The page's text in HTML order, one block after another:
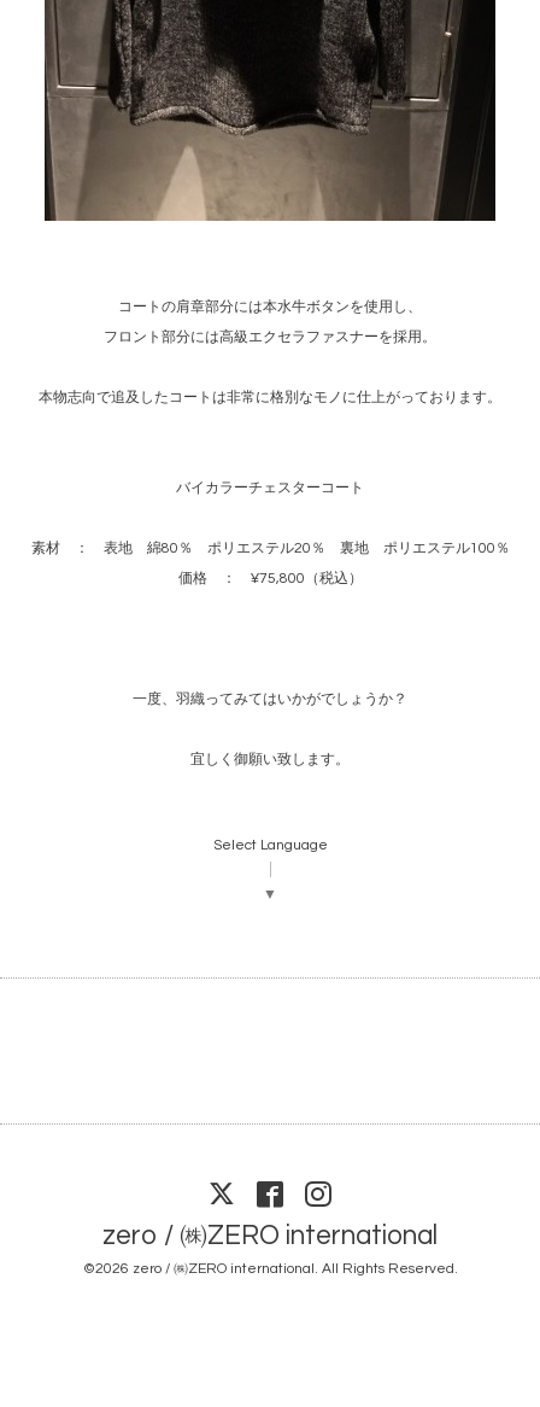
コートの肩章部分には本水牛ボタンを使用し、
フロント部分には高級エクセラファスナーを採用。
本物志向で追及したコートは非常に格別なモノに仕上がっております。
バイカラーチェスターコート
素材 ： 表地 綿80％ ポリエステル20％ 裏地 ポリエステル100％
価格 ： ¥75,800（税込）
一度、羽織ってみてはいかがでしょうか？
宜しく御願い致します。
Select Language
▼
zero / ㈱ZERO international
©2026 zero / ㈱ZERO international . All Rights Reserved.